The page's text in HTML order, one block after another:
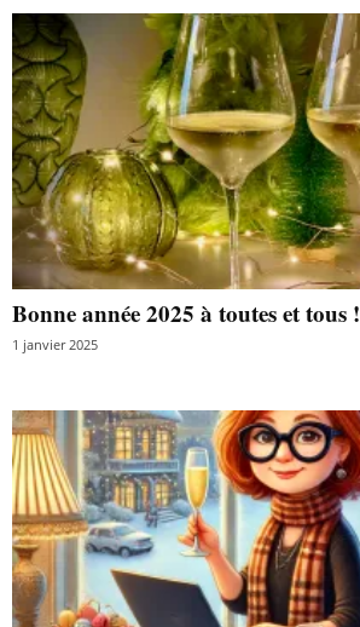
Bonne année 2025 à toutes et tous !
1 janvier 2025